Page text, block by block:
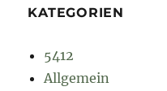
KATEGORIEN
5412
Allgemein